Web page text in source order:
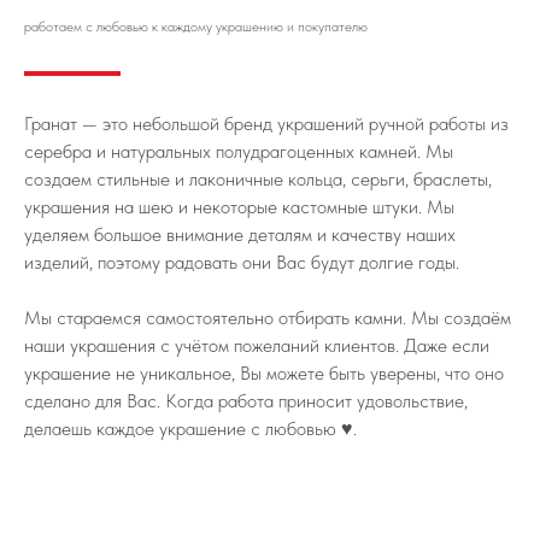
работаем с любовью к каждому украшению и покупателю
Гранат — это небольшой бренд украшений ручной работы из
серебра и натуральных полудрагоценных камней. Мы
создаем стильные и лаконичные кольца, серьги, браслеты,
украшения на шею и некоторые кастомные штуки. Мы
уделяем большое внимание деталям и качеству наших
изделий, поэтому радовать они Вас будут долгие годы.
Мы стараемся самостоятельно отбирать камни. Мы создаём
наши украшения с учётом пожеланий клиентов. Даже если
украшение не уникальное, Вы можете быть уверены, что оно
сделано для Вас. Когда работа приносит удовольствие,
делаешь каждое украшение с любовью ♥️.